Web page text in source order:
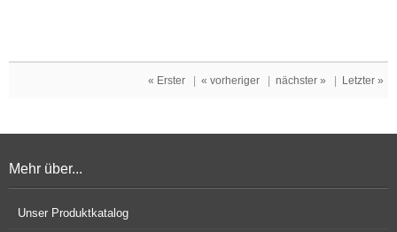
« Erster « vorheriger nächster » Letzter »
Mehr über...
Unser Produktkatalog